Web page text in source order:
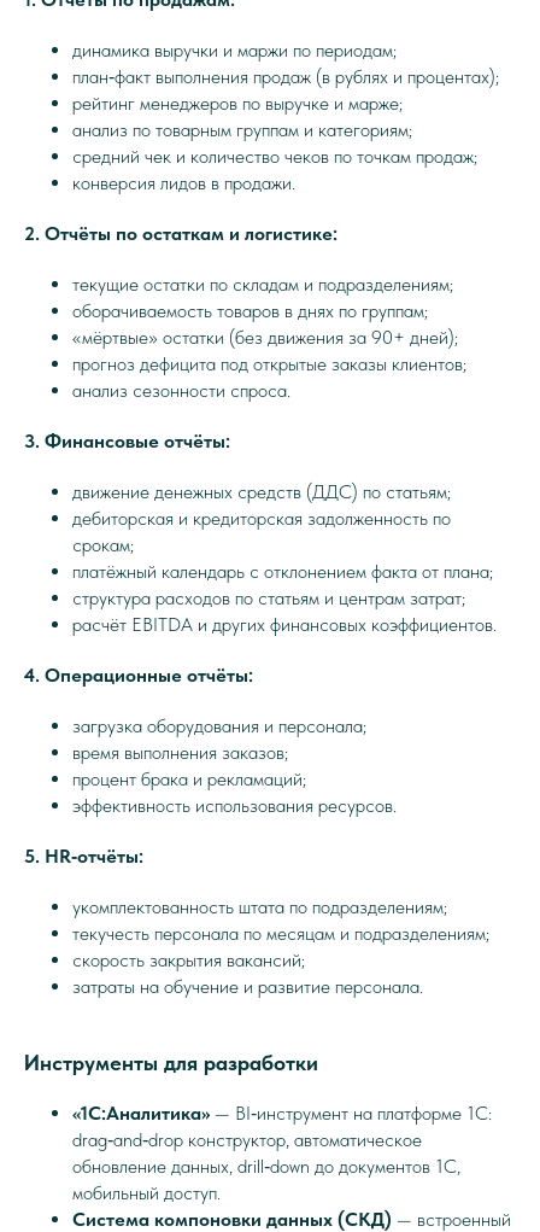
динамика выручки и маржи по периодам;
план‑факт выполнения продаж (в рублях и процентах);
рейтинг менеджеров по выручке и марже;
анализ по товарным группам и категориям;
средний чек и количество чеков по точкам продаж;
конверсия лидов в продажи.
2. Отчёты по остаткам и логистике:
текущие остатки по складам и подразделениям;
оборачиваемость товаров в днях по группам;
«мёртвые» остатки (без движения за 90+ дней);
прогноз дефицита под открытые заказы клиентов;
анализ сезонности спроса.
3. Финансовые отчёты:
движение денежных средств (ДДС) по статьям;
дебиторская и кредиторская задолженность по
срокам;
платёжный календарь с отклонением факта от плана;
структура расходов по статьям и центрам затрат;
расчёт EBITDA и других финансовых коэффициентов.
4. Операционные отчёты:
загрузка оборудования и персонала;
время выполнения заказов;
процент брака и рекламаций;
эффективность использования ресурсов.
5. HR‑отчёты:
укомплектованность штата по подразделениям;
текучесть персонала по месяцам и подразделениям;
скорость закрытия вакансий;
затраты на обучение и развитие персонала.
Инструменты для разработки
«1С:Аналитика» — BI‑инструмент на платформе 1С:
drag‑and‑drop конструктор, автоматическое
обновление данных, drill‑down до документов 1С,
мобильный доступ.
Система компоновки данных (СКД) — встроенный